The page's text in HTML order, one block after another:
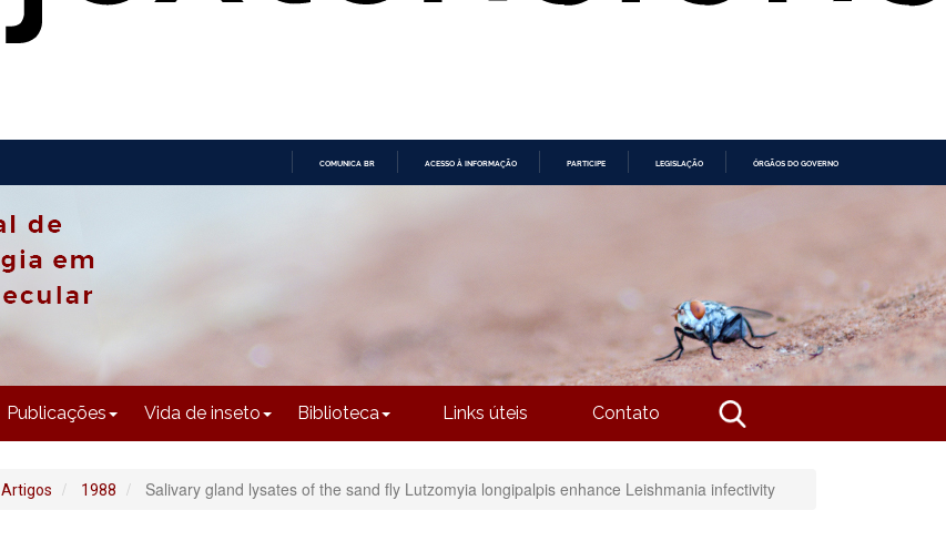
COMUNICA BR ACESSO À INFORMAÇÃO PARTICIPE LEGISLAÇÃO ÓRGÃOS DO GOVERNO
Publicações Vida de inseto Biblioteca Links úteis Contato
Artigos 1988 Salivary gland lysates of the sand fly Lutzomyia longipalpis enhance Leishmania infectivity